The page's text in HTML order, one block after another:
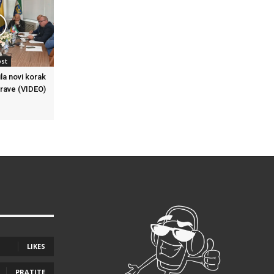
novi korak
(VIDEO)
LIKES
PRATITE